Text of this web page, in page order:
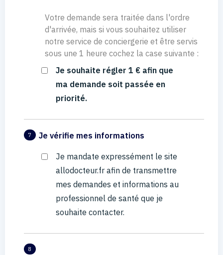
Votre demande sera traitée dans l'ordre
d'arrivée, mais si vous souhaitez utiliser
notre service de conciergerie et être servis
sous une 1 heure cochez la case suivante :
Je souhaite régler 1 € afin que
ma demande soit passée en
priorité.
7 Je vérifie mes informations
Je mandate expressément le site
allodocteur.fr afin de transmettre
mes demandes et informations au
professionnel de santé que je
souhaite contacter.
8